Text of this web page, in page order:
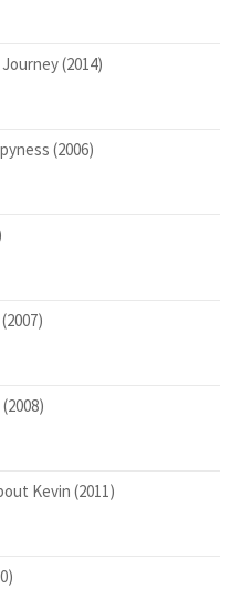
(2014)
(2006)
Kevin (2011)